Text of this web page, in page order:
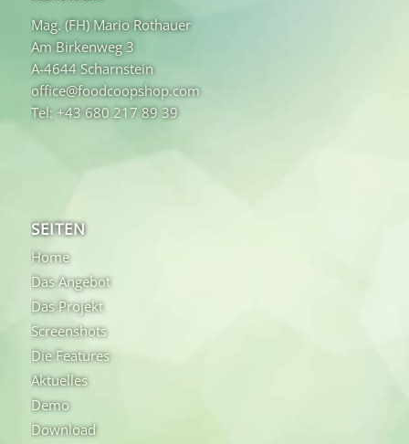
Mag. (FH) Mario Rothauer
Am Birkenweg 3
A-4644 Scharnstein
office@foodcoopshop.com
Tel: +43 680 217 89 39
SEITEN
Home
Das Angebot
Das Projekt
Screenshots
Die Features
Aktuelles
Demo
Download